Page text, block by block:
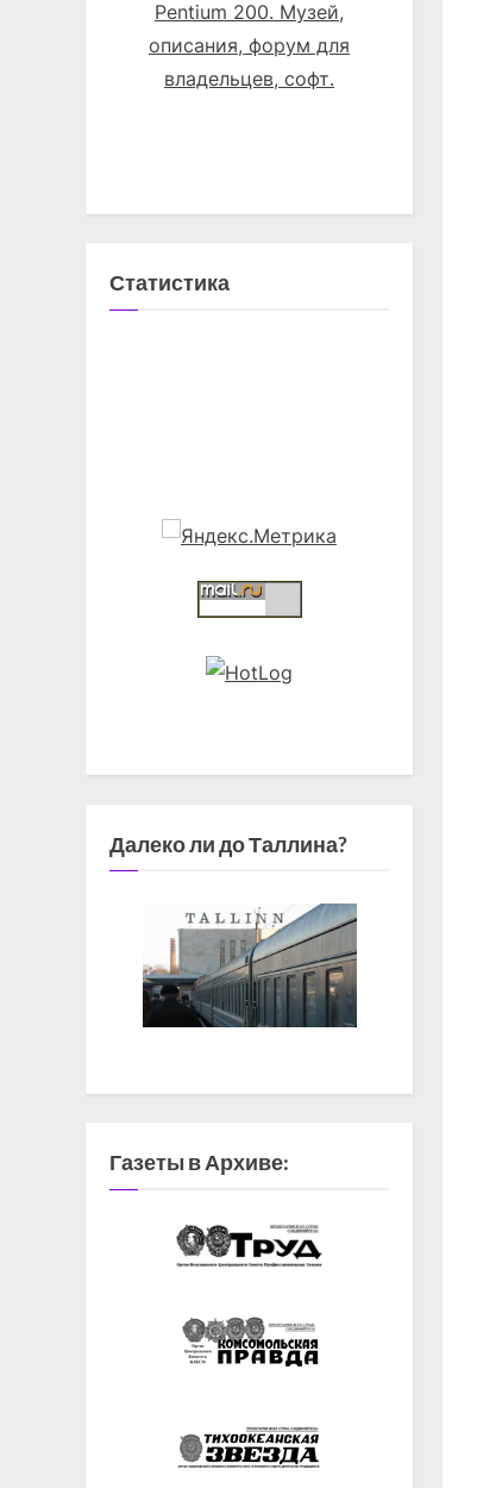
Статистика
Далеко ли до Таллина?
Газеты в Архиве: